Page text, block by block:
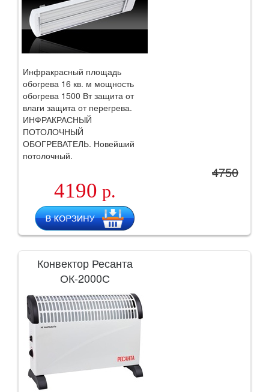
Инфракрасный площадь
обогрева 16 кв. м мощность
обогрева 1500 Вт защита от
влаги защита от перегрева.
ИНФРАКРАСНЫЙ
ПОТОЛОЧНЫЙ
ОБОГРЕВАТЕЛЬ. Новейший
потолочный.
4750
4190 р.
Конвектор Ресанта
ОК-2000С